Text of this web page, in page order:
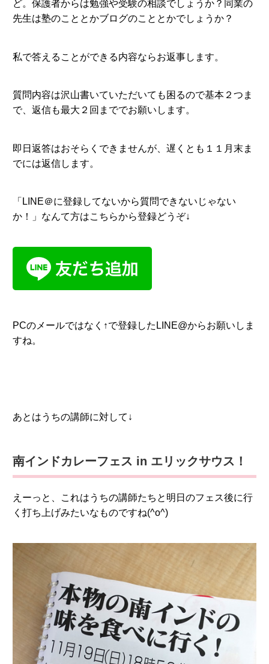
ど。保護者からは勉強や受験の相談でしょうか？同業の
先生は塾のこととかブログのこととかでしょうか？
私で答えることができる内容ならお返事します。
質問内容は沢山書いていただいても困るので基本２つま
で、返信も最大２回まででお願いします。
即日返答はおそらくできませんが、遅くとも１１月末ま
でには返信します。
「LINE＠に登録してないから質問できないじゃない
か！」なんて方はこちらから登録どうぞ↓
PCのメールではなく↑で登録したLINE@からお願いしま
すね。
あとはうちの講師に対して↓
南インドカレーフェス in エリックサウス！
えーっと、これはうちの講師たちと明日のフェス後に行
く打ち上げみたいなものですね(^o^)